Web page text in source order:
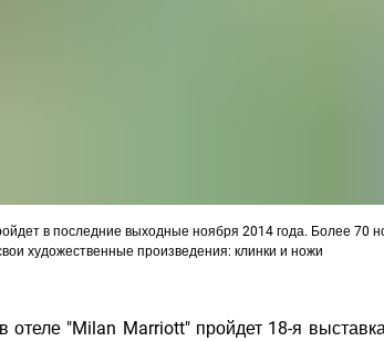
в последние выходные ноября 2014 года. Более 70
художественные произведения: клинки и ножи
"Milan Marriott" пройдет 18-я